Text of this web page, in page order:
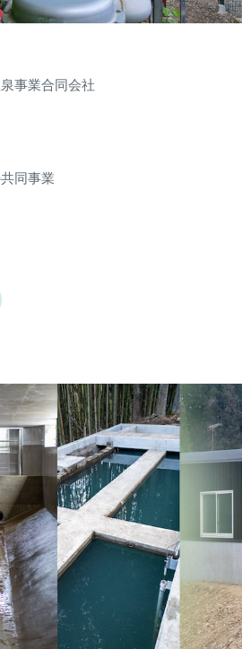
事業合同会社
同事業